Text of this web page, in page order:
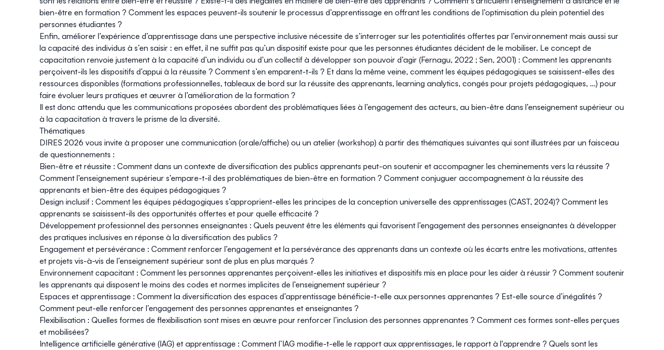
bien-être en formation ? Comment les espaces peuvent-ils soutenir le processus d’apprentissage en offrant les conditions de l’optimisation du plein potentiel des
personnes étudiantes ?
Enfin, améliorer l’expérience d’apprentissage dans une perspective inclusive nécessite de s’interroger sur les potentialités offertes par l’environnement mais aussi sur
la capacité des individus à s’en saisir : en effet, il ne suffit pas qu’un dispositif existe pour que les personnes étudiantes décident de le mobiliser. Le concept de
capacitation renvoie justement à la capacité d’un individu ou d’un collectif à développer son pouvoir d’agir (Fernagu, 2022 ; Sen, 2001) : Comment les apprenants
perçoivent-ils les dispositifs d’appui à la réussite ? Comment s’en emparent-t-ils ? Et dans la même veine, comment les équipes pédagogiques se saisissent-elles des
ressources disponibles (formations professionnelles, tableaux de bord sur la réussite des apprenants, learning analytics, congés pour projets pédagogiques, …) pour
faire évoluer leurs pratiques et œuvrer à l’amélioration de la formation ?
Il est donc attendu que les communications proposées abordent des problématiques liées à l’engagement des acteurs, au bien-être dans l’enseignement supérieur ou
à la capacitation à travers le prisme de la diversité.
Thématiques
DIRES 2026 vous invite à proposer une communication (orale/affiche) ou un atelier (workshop) à partir des thématiques suivantes qui sont illustrées par un faisceau
de questionnements :
Bien-être et réussite : Comment dans un contexte de diversification des publics apprenants peut-on soutenir et accompagner les cheminements vers la réussite ?
Comment l’enseignement supérieur s’empare-t-il des problématiques de bien-être en formation ? Comment conjuguer accompagnement à la réussite des
apprenants et bien-être des équipes pédagogiques ?
Design inclusif : Comment les équipes pédagogiques s’approprient-elles les principes de la conception universelle des apprentissages (CAST, 2024)? Comment les
apprenants se saisissent-ils des opportunités offertes et pour quelle efficacité ?
Développement professionnel des personnes enseignantes : Quels peuvent être les éléments qui favorisent l’engagement des personnes enseignantes à développer
des pratiques inclusives en réponse à la diversification des publics ?
Engagement et persévérance : Comment renforcer l’engagement et la persévérance des apprenants dans un contexte où les écarts entre les motivations, attentes
et projets vis-à-vis de l’enseignement supérieur sont de plus en plus marqués ?
Environnement capacitant : Comment les personnes apprenantes perçoivent-elles les initiatives et dispositifs mis en place pour les aider à réussir ? Comment soutenir
les apprenants qui disposent le moins des codes et normes implicites de l’enseignement supérieur ?
Espaces et apprentissage : Comment la diversification des espaces d’apprentissage bénéficie-t-elle aux personnes apprenantes ? Est-elle source d’inégalités ?
Comment peut-elle renforcer l’engagement des personnes apprenantes et enseignantes ?
Flexibilisation : Quelles formes de flexibilisation sont mises en œuvre pour renforcer l’inclusion des personnes apprenantes ? Comment ces formes sont-elles perçues
et mobilisées?
Intelligence artificielle générative (IAG) et apprentissage : Comment l’IAG modifie-t-elle le rapport aux apprentissages, le rapport à l'apprendre ? Quels sont les